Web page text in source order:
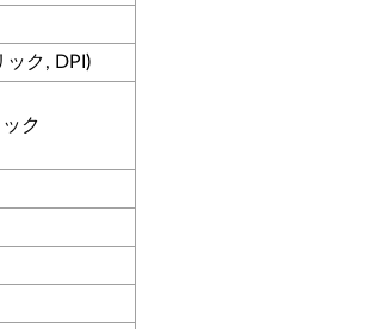
ック, DPI)
ク